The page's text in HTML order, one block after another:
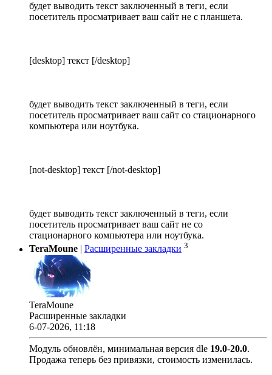
будет выводить текст заключенный в теги, если
посетитель просматривает ваш сайт не с планшета.
[desktop] текст [/desktop]
будет выводить текст заключенный в теги, если
посетитель просматривает ваш сайт со стационарного
компьютера или ноутбука.
[not-desktop] текст [/not-desktop]
будет выводить текст заключенный в теги, если
посетитель просматривает ваш сайт не со
стационарного компьютера или ноутбука.
TeraMoune
Расширенные закладки 3
TeraMoune
Расширенные закладки
6-07-2026, 11:18
Модуль обновлён, минимальная версия dle 19.0-20.0.
Продажа теперь без привязки, стоимость изменилась.